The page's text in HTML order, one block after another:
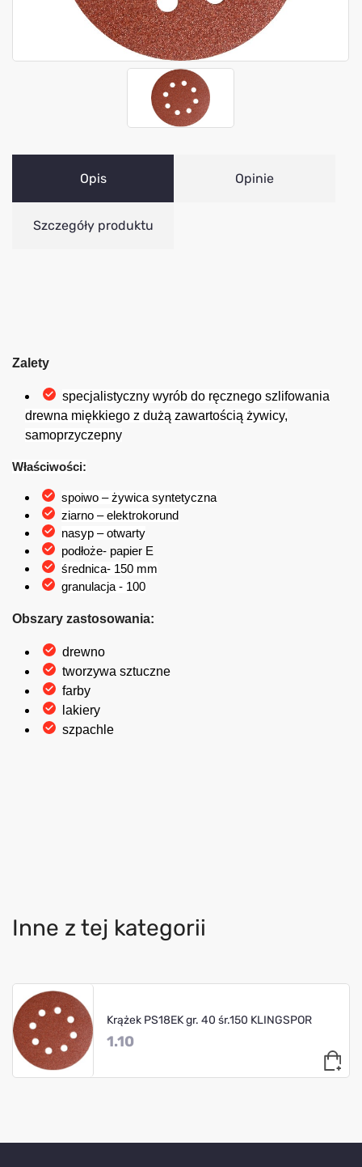
Opis Opinie
Szczegóły produktu
Zalety
specjalistyczny wyrób do ręcznego szlifowania
drewna miękkiego z dużą zawartością żywicy,
samoprzyczepny
Właściwości:
spoiwo – żywica syntetyczna
ziarno – elektrokorund
nasyp – otwarty
podłoże- papier E
średnica- 150 mm
granulacja - 100
Obszary zastosowania:
drewno
tworzywa sztuczne
farby
lakiery
szpachle
Inne z tej kategorii
Krążek PS18EK gr. 40 śr.150 KLINGSPOR
1.10